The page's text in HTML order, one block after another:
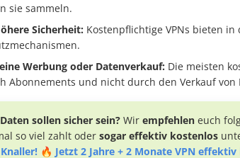
sie sammeln.
Sicherheit: Kostenpflichtige VPNs bieten
Werbung oder Datenverkauf: Die meisten
Abonnements und nicht durch den Verkauf von
sollen sicher sein? Wir empfehlen euch
so viel zahlt oder sogar effektiv kostenlos
Knaller! 🔥 Jetzt 2 Jahre + 2 Monate VPN